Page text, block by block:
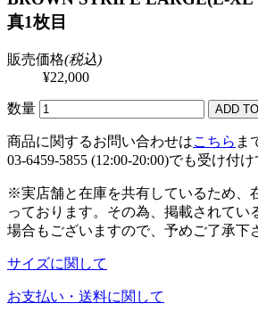
真1枚目
販売価格(税込)
¥22,000
数量
商品に関するお問い合わせはこちら ま
03-6459-5855 (12:00-20:00)でも受け付け
※実店舗と在庫を共有しているため、
っております。その為、掲載されてい
場合もございますので、予めご了承下
サイズに関して
お支払い・送料に関して